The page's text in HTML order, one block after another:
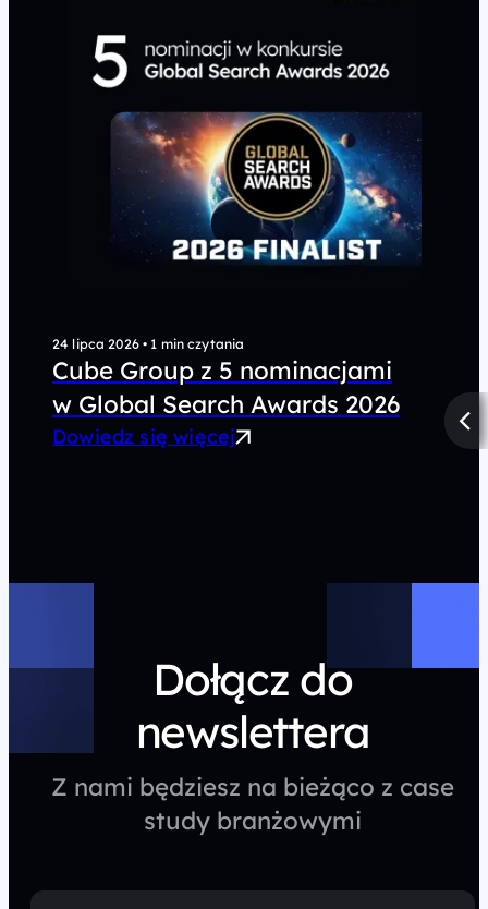
24 lipca 2026 • 1 min czytania
Cube Group z 5 nominacjami
w Global Search Awards 2026
Dowiedz się więcej
Dołącz do
newslettera
Z nami będziesz na bieżąco z case
study branżowymi